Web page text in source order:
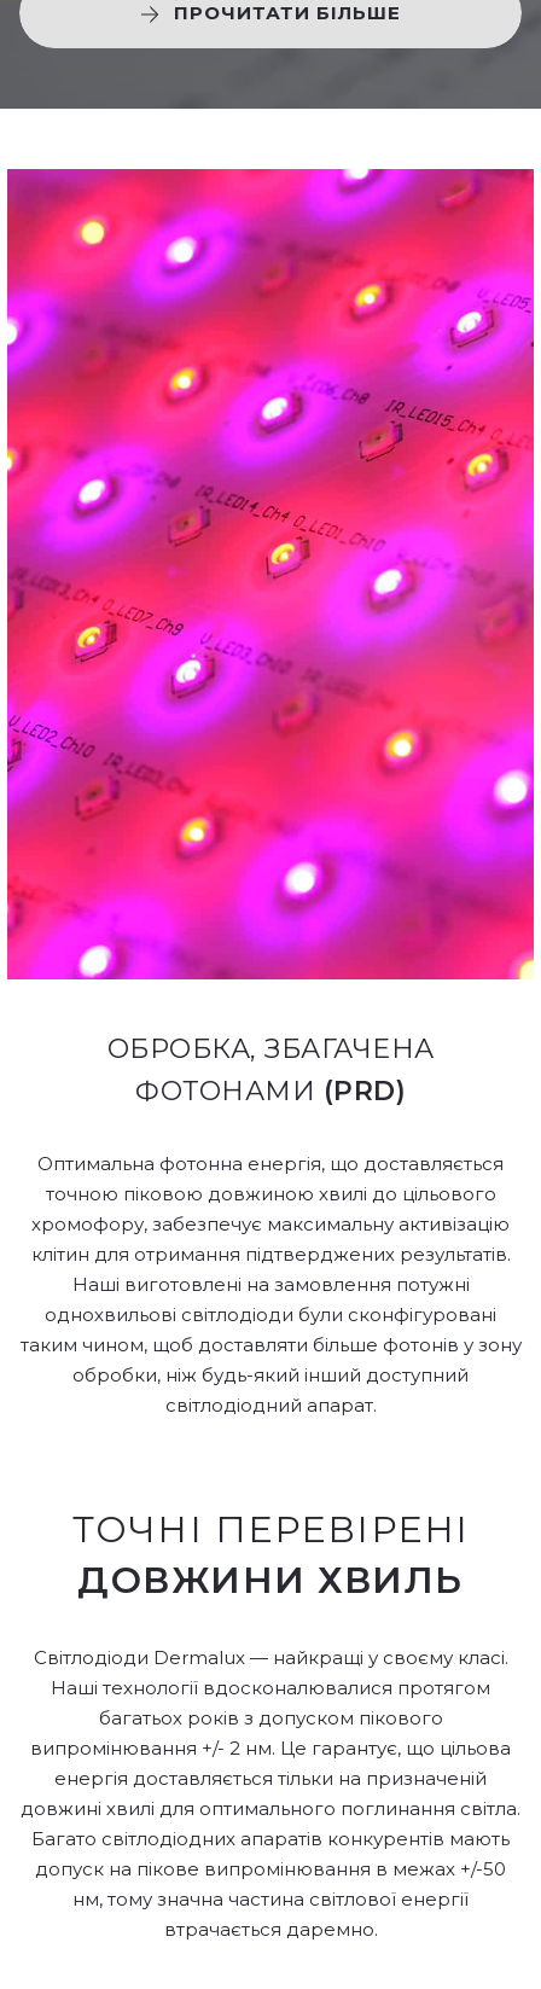
ПРОЧИТАТИ БІЛЬШЕ
ОБРОБКА, ЗБАГАЧЕНА
ФОТОНАМИ (PRD)
Оптимальна фотонна енергія, що доставляється
точною піковою довжиною хвилі до цільового
хромофору, забезпечує максимальну активізацію
клітин для отримання підтверджених результатів.
Наші виготовлені на замовлення потужні
однохвильові світлодіоди були сконфігуровані
таким чином, щоб доставляти більше фотонів у зону
обробки, ніж будь-який інший доступний
світлодіодний апарат.
ТОЧНІ ПЕРЕВІРЕНІ
ДОВЖИНИ ХВИЛЬ
Світлодіоди Dermalux — найкращі у своєму класі.
Наші технології вдосконалювалися протягом
багатьох років з допуском пікового
випромінювання +/- 2 нм. Це гарантує, що цільова
енергія доставляється тільки на призначеній
довжині хвилі для оптимального поглинання світла.
Багато світлодіодних апаратів конкурентів мають
допуск на пікове випромінювання в межах +/-50
нм, тому значна частина світлової енергії
втрачається даремно.